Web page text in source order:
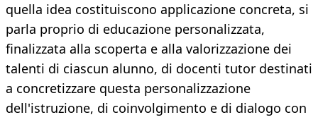
quella idea costituiscono applicazione concreta, si
parla proprio di educazione personalizzata,
finalizzata alla scoperta e alla valorizzazione dei
talenti di ciascun alunno, di docenti tutor destinati
a concretizzare questa personalizzazione
dell'istruzione, di coinvolgimento e di dialogo con